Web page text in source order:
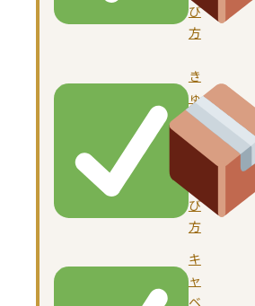
び
方
き
ゅ
う
り
び
方
キ
ャ
ベ